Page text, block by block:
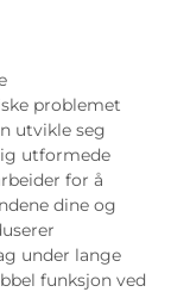
problemet
utvikle seg
utformede
for å
dine og
under lange
funksjon ved